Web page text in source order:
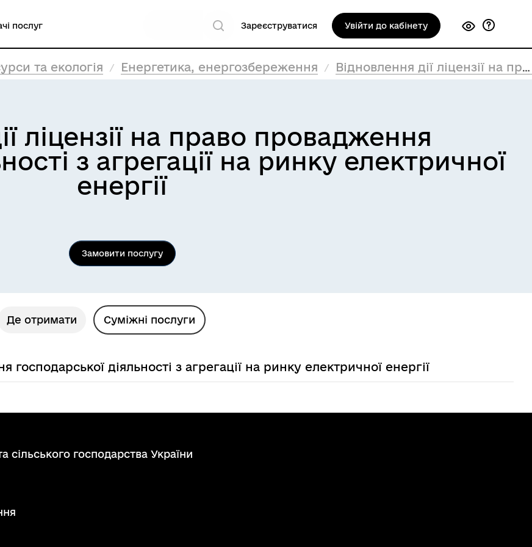
послуг Зареєструватися Увійти до кабінету
та екологія Енергетика, енергозбереження Відновлення дії ліцензії на право провадження господарської діяльності з агрегації на ринку електричної енергії
ліцензії на право провадження
з агрегації на ринку електричної
енергії
Замовити послугу
Де отримати Суміжні послуги
діяльності з агрегації на ринку електричної енергії
сільського господарства України